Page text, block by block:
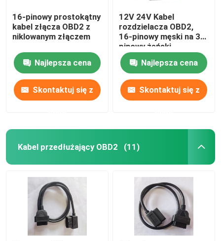
Dom
Produkty
O nas
Wycieczka po fabryce
Kontrola jakości
16-pinowy prostokątny
kabel złącza OBD2 z
niklowanym złączem
Najlepsza cena
Skontaktuj się z
12V 24V Kabel
rozdzielacza OBD2,
16-pinowy męski na 3-
pinowy żeński
motocyklowy kabel
OBD Najlepsza cena
Skontaktuj się z
Kabel przedłużający OBD2 (11)